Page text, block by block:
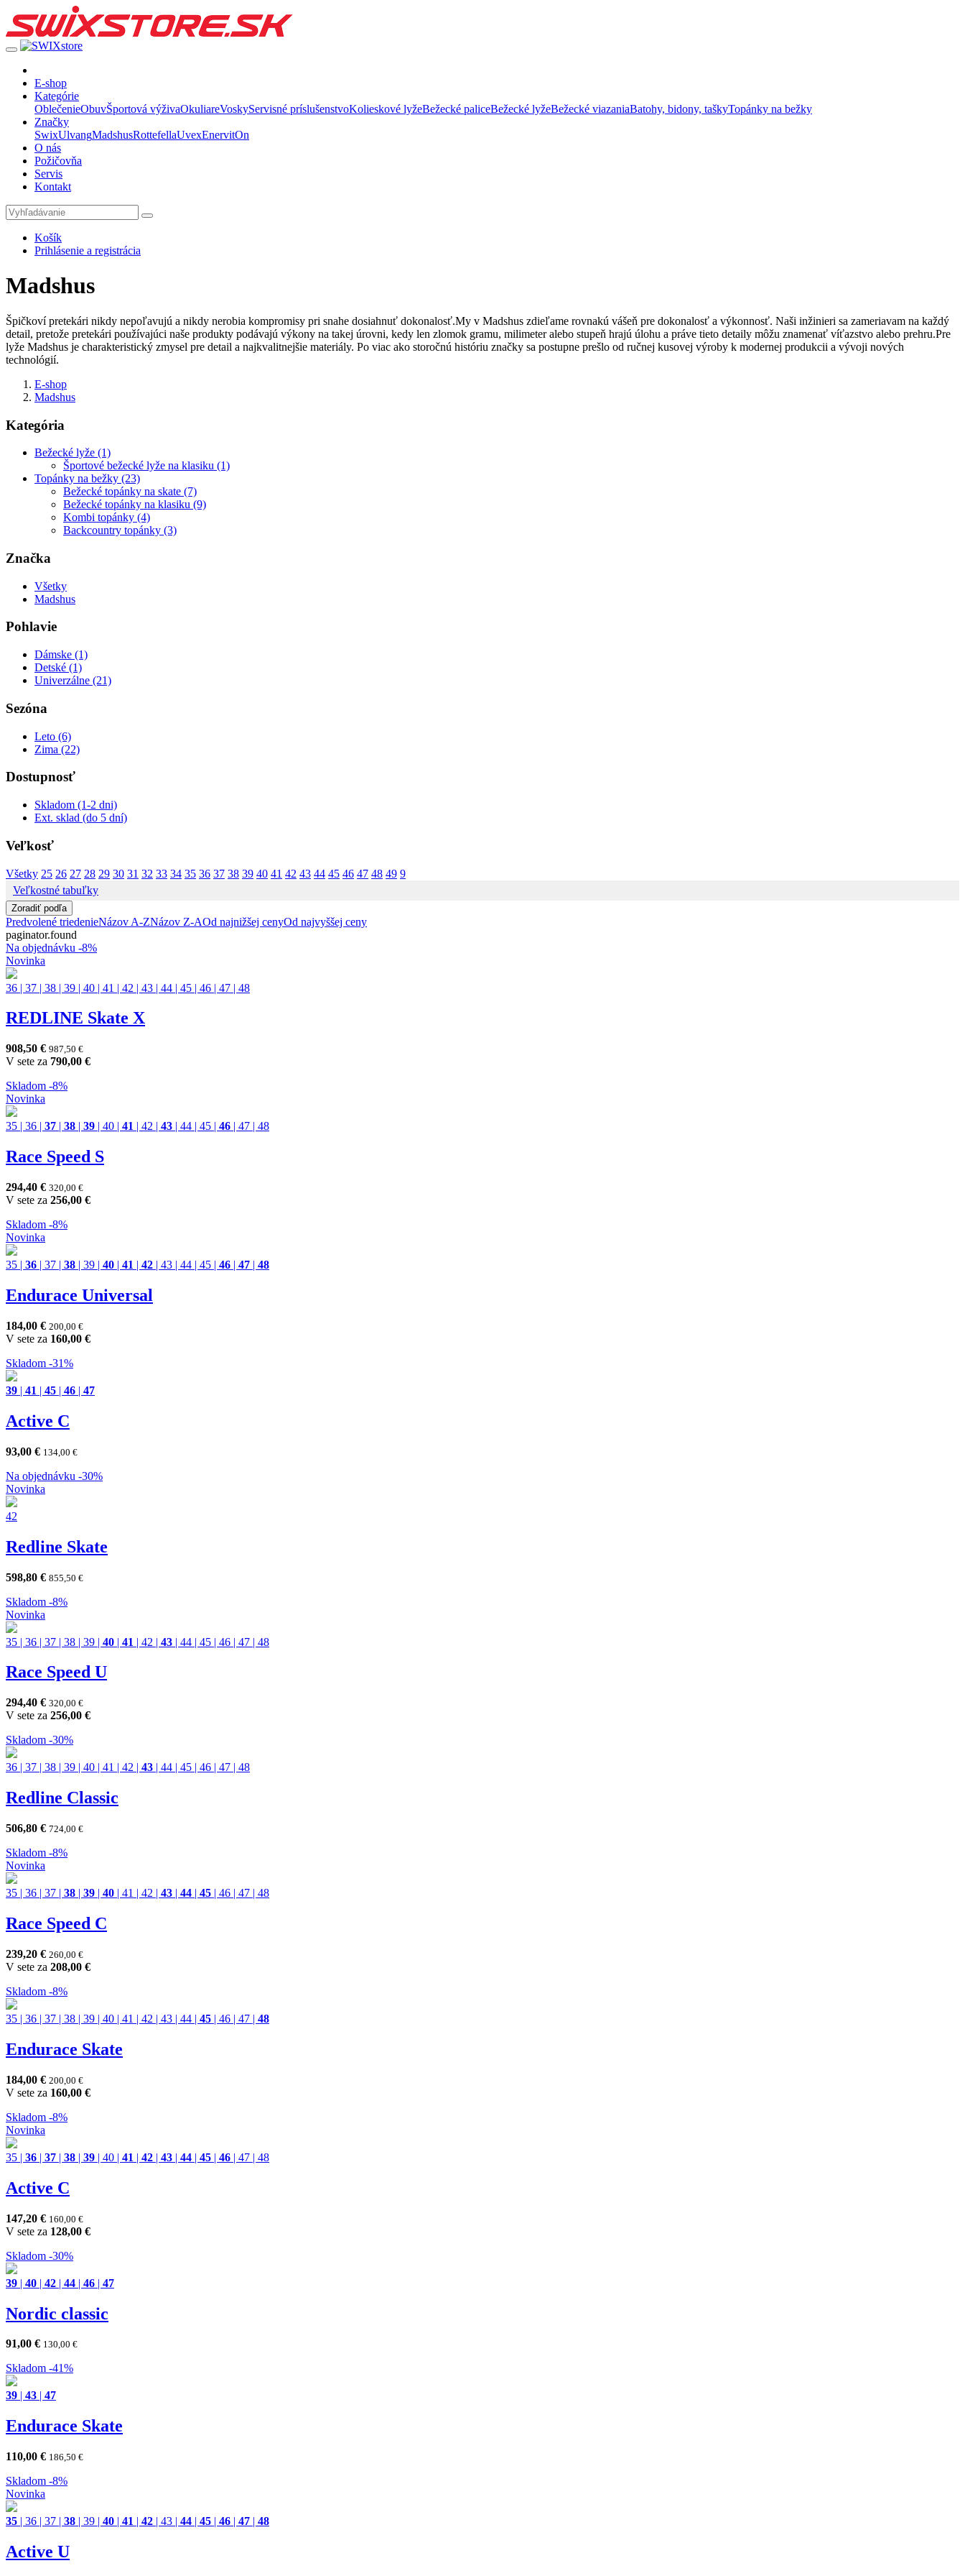
E-shop
Kategórie
OblečenieObuvŠportová výživaOkuliareVoskyServisné príslušenstvoKolieskové lyžeBežecké paliceBežecké lyžeBežecké viazaniaBatohy, bidony, taškyTopánky na bežky
Značky
SwixUlvangMadshusRottefellaUvexEnervitOn
O nás
Požičovňa
Servis
Kontakt
Košík
Prihlásenie a registrácia
Madshus
Špičkoví pretekári nikdy nepoľavujú a nikdy nerobia kompromisy pri snahe dosiahnuť dokonalosť.My v Madshus zdieľame rovnakú vášeň pre dokonalosť a výkonnosť. Naši inžinieri sa zameriavam na každý
detail, pretože pretekári používajúci naše produkty podávajú výkony na takej úrovni, kedy len zlomok gramu, milimeter alebo stupeň hrajú úlohu a práve tieto detaily môžu znamenať víťazstvo alebo prehru.Pre
lyže Madshus je charakteristický zmysel pre detail a najkvalitnejšie materiály. Po viac ako storočnú históriu značky sa postupne prešlo od ručnej kusovej výroby k modernej produkcii a vývoji nových
technológií.
E-shop
Madshus
Kategória
Bežecké lyže (1)
Športové bežecké lyže na klasiku (1)
Topánky na bežky (23)
Bežecké topánky na skate (7)
Bežecké topánky na klasiku (9)
Kombi topánky (4)
Backcountry topánky (3)
Značka
Všetky
Madshus
Pohlavie
Dámske (1)
Detské (1)
Univerzálne (21)
Sezóna
Leto (6)
Zima (22)
Dostupnosť
Skladom (1-2 dni)
Ext. sklad (do 5 dní)
Veľkosť
Všetky 25 26 27 28 29 30 31 32 33 34 35 36 37 38 39 40 41 42 43 44 45 46 47 48 49 9
Veľkostné tabuľky
Zoradiť podľa
Predvolené triedenieNázov A-ZNázov Z-AOd najnižšej cenyOd najvyššej ceny
paginator.found
Na objednávku -8%
Novinka
36 | 37 | 38 | 39 | 40 | 41 | 42 | 43 | 44 | 45 | 46 | 47 | 48
REDLINE Skate X
908,50 € 987,50 €
V sete za 790,00 €
Skladom -8%
Novinka
35 | 36 | 37 | 38 | 39 | 40 | 41 | 42 | 43 | 44 | 45 | 46 | 47 | 48
Race Speed S
294,40 € 320,00 €
V sete za 256,00 €
Skladom -8%
Novinka
35 | 36 | 37 | 38 | 39 | 40 | 41 | 42 | 43 | 44 | 45 | 46 | 47 | 48
Endurace Universal
184,00 € 200,00 €
V sete za 160,00 €
Skladom -31%
39 | 41 | 45 | 46 | 47
Active C
93,00 € 134,00 €
Na objednávku -30%
Novinka
42
Redline Skate
598,80 € 855,50 €
Skladom -8%
Novinka
35 | 36 | 37 | 38 | 39 | 40 | 41 | 42 | 43 | 44 | 45 | 46 | 47 | 48
Race Speed U
294,40 € 320,00 €
V sete za 256,00 €
Skladom -30%
36 | 37 | 38 | 39 | 40 | 41 | 42 | 43 | 44 | 45 | 46 | 47 | 48
Redline Classic
506,80 € 724,00 €
Skladom -8%
Novinka
35 | 36 | 37 | 38 | 39 | 40 | 41 | 42 | 43 | 44 | 45 | 46 | 47 | 48
Race Speed C
239,20 € 260,00 €
V sete za 208,00 €
Skladom -8%
35 | 36 | 37 | 38 | 39 | 40 | 41 | 42 | 43 | 44 | 45 | 46 | 47 | 48
Endurace Skate
184,00 € 200,00 €
V sete za 160,00 €
Skladom -8%
Novinka
35 | 36 | 37 | 38 | 39 | 40 | 41 | 42 | 43 | 44 | 45 | 46 | 47 | 48
Active C
147,20 € 160,00 €
V sete za 128,00 €
Skladom -30%
39 | 40 | 42 | 44 | 46 | 47
Nordic classic
91,00 € 130,00 €
Skladom -41%
39 | 43 | 47
Endurace Skate
110,00 € 186,50 €
Skladom -8%
Novinka
35 | 36 | 37 | 38 | 39 | 40 | 41 | 42 | 43 | 44 | 45 | 46 | 47 | 48
Active U